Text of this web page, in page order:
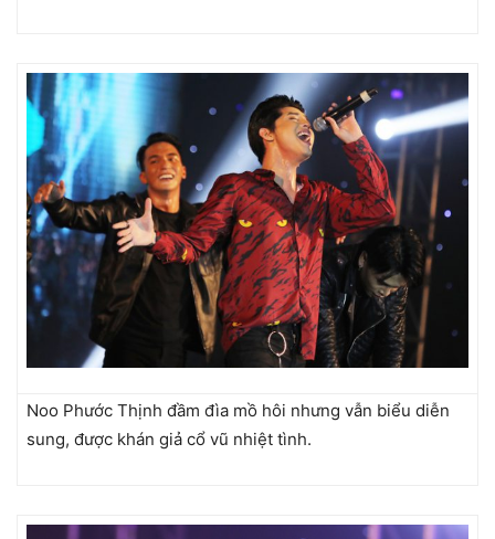
Noo Phước Thịnh đầm đìa mồ hôi nhưng vẫn biểu diễn
sung, được khán giả cổ vũ nhiệt tình.